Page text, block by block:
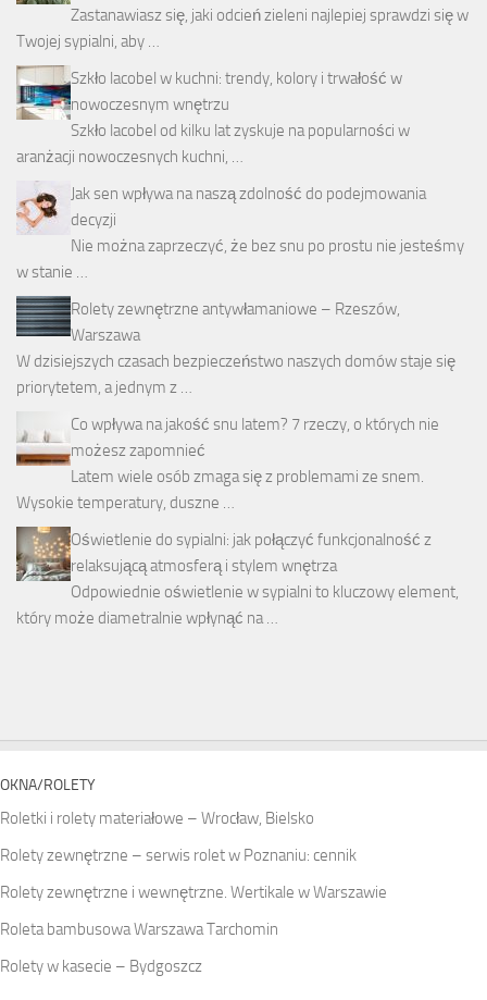
Zastanawiasz się, jaki odcień zieleni najlepiej sprawdzi się w
Twojej sypialni, aby …
Szkło lacobel w kuchni: trendy, kolory i trwałość w
nowoczesnym wnętrzu
Szkło lacobel od kilku lat zyskuje na popularności w
aranżacji nowoczesnych kuchni, …
Jak sen wpływa na naszą zdolność do podejmowania
decyzji
Nie można zaprzeczyć, że bez snu po prostu nie jesteśmy
w stanie …
Rolety zewnętrzne antywłamaniowe – Rzeszów,
Warszawa
W dzisiejszych czasach bezpieczeństwo naszych domów staje się
priorytetem, a jednym z …
Co wpływa na jakość snu latem? 7 rzeczy, o których nie
możesz zapomnieć
Latem wiele osób zmaga się z problemami ze snem.
Wysokie temperatury, duszne …
Oświetlenie do sypialni: jak połączyć funkcjonalność z
relaksującą atmosferą i stylem wnętrza
Odpowiednie oświetlenie w sypialni to kluczowy element,
który może diametralnie wpłynąć na …
OKNA/ROLETY
Roletki i rolety materiałowe – Wrocław, Bielsko
Rolety zewnętrzne – serwis rolet w Poznaniu: cennik
Rolety zewnętrzne i wewnętrzne. Wertikale w Warszawie
Roleta bambusowa Warszawa Tarchomin
Rolety w kasecie – Bydgoszcz